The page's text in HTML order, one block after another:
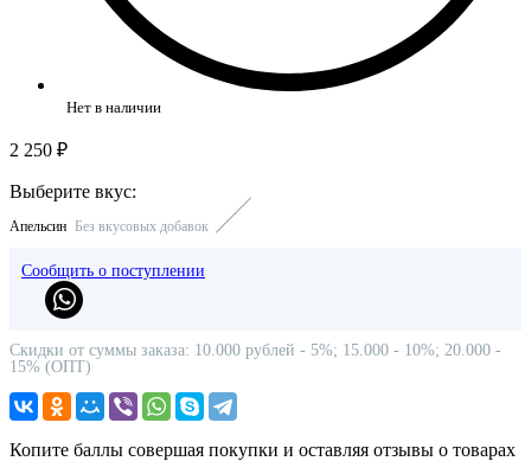
Нет в наличии
2 250 ₽
Выберите вкус:
Апельсин Без вкусовых добавок
Сообщить о поступлении
Скидки от суммы заказа: 10.000 рублей - 5%; 15.000 - 10%; 20.000 -
15% (ОПТ)
Копите баллы совершая покупки и оставляя отзывы о товарах